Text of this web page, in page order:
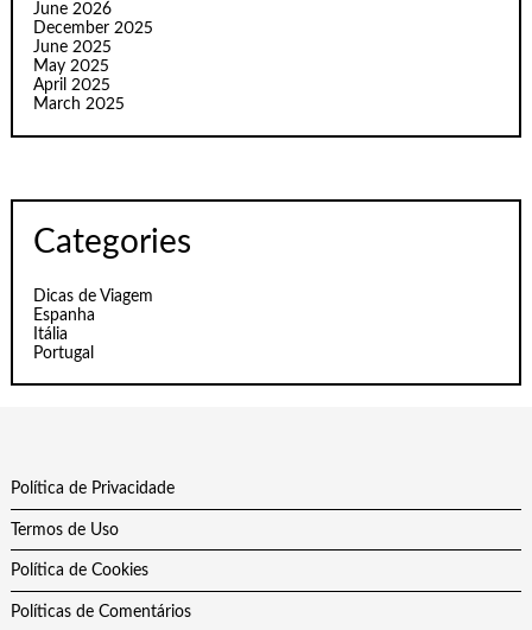
June 2026
December 2025
June 2025
May 2025
April 2025
March 2025
Categories
Dicas de Viagem
Espanha
Itália
Portugal
Política de Privacidade
Termos de Uso
Política de Cookies
Políticas de Comentários